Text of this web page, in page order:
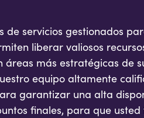
de servicios gestionados
liberar valiosos
áreas más estratégicas de
equipo altamente
garantizar una alta
finales, para que